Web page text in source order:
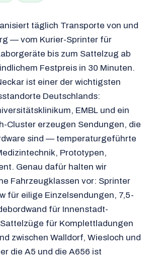
täglich Transporte von und
— vom Kurier-Sprinter für
bis zum Sattelzug ab
Festpreis in 30 Minuten.
ist einer der wichtigsten
Deutschlands:
EMBL und ein
Cluster erzeugen Sendungen, die
sind — temperaturgeführte
Prototypen,
Genau dafür halten wir
Fahrzeugklassen vor: Sprinter
für eilige Einzelsendungen, 7,5-
für Innenstadt-
für Komplettladungen
zwischen Walldorf, Wiesloch und
die A5 und die A656 ist